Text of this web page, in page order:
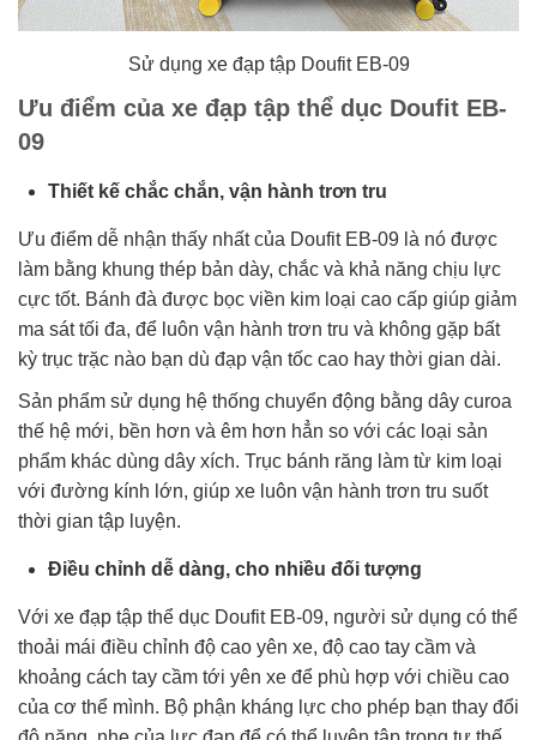
Sử dụng xe đạp tập Doufit EB-09
Ưu điểm của xe đạp tập thể dục Doufit EB-
09
Thiết kế chắc chắn, vận hành trơn tru
Ưu điểm dễ nhận thấy nhất của Doufit EB-09 là nó được
làm bằng khung thép bản dày, chắc và khả năng chịu lực
cực tốt. Bánh đà được bọc viền kim loại cao cấp giúp giảm
ma sát tối đa, để luôn vận hành trơn tru và không gặp bất
kỳ trục trặc nào bạn dù đạp vận tốc cao hay thời gian dài.
Sản phẩm sử dụng hệ thống chuyển động bằng dây curoa
thế hệ mới, bền hơn và êm hơn hẳn so với các loại sản
phẩm khác dùng dây xích. Trục bánh răng làm từ kim loại
với đường kính lớn, giúp xe luôn vận hành trơn tru suốt
thời gian tập luyện.
Điều chỉnh dễ dàng, cho nhiều đối tượng
Với xe đạp tập thể dục Doufit EB-09, người sử dụng có thể
thoải mái điều chỉnh độ cao yên xe, độ cao tay cầm và
khoảng cách tay cầm tới yên xe để phù hợp với chiều cao
của cơ thể mình. Bộ phận kháng lực cho phép bạn thay đổi